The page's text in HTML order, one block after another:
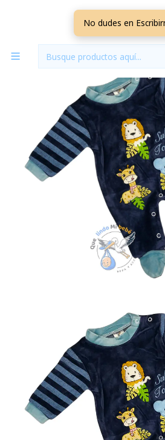
Vestuario 0/3 Meses
Osito Plush 1 Pieza 0/3 Meses
No dudes en